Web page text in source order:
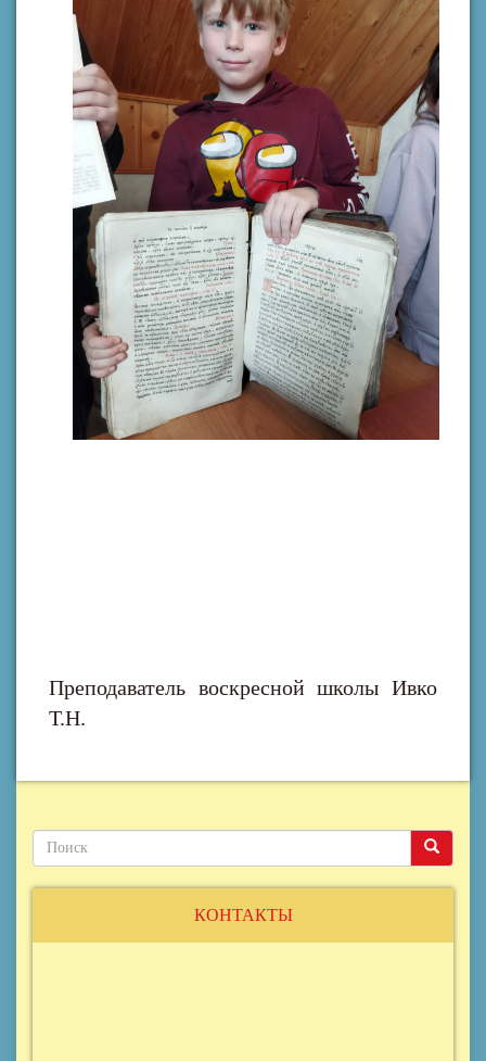
Преподаватель воскресной школы Ивко
Т.Н.
Поиск
Поиск Поиск
КОНТАКТЫ